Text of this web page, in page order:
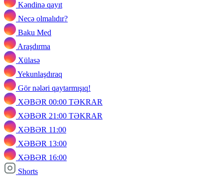
Kəndinə qayıt
Necə olmalıdır?
Baku Med
Araşdırma
Xülasə
Yekunlaşdıraq
Gör nələri qaytarmışıq!
XƏBƏR 00:00 TƏKRAR
XƏBƏR 21:00 TƏKRAR
XƏBƏR 11:00
XƏBƏR 13:00
XƏBƏR 16:00
Shorts